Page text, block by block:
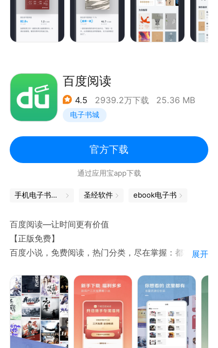
《三体》，刘慈欣科幻代表作，以太阳为中心，以光速
向宇宙深处飞驰的外星文明探索之旅；《被讨厌的勇
气》，“自我启发之父”阿德勒的哲学课，决定我们自身
《莫言的奇奇怪怪故事集》，莫言自选18篇中短篇故
事，带你去人性深幽处探险；《纳瓦尔宝典》，收集硅
谷投资人纳瓦尔的人生智慧，助你过上更富有、更幸福
的生活；
仅需19元/月即可成为付费会员，畅享会员权益：付费
会员书籍免费读、书架书籍无上限、专属字体及阅读背
景……收获精心打磨的阅读体验。每周更有大量精彩活
动赢取体验卡，还能组队抽奖，分享阅读感想，碰撞思
微信读书谢谢大家一直以来的支持
联系方式如下：
微信读书微博：@腾讯微信读书
微信读书公众号：微信读书（weread_tencent）
在线反馈：微信读书-我-设置-意见反馈
百度阅读
4.5 2939.2万下载 25.36 MB
电子书城
官方下载
通过应用宝app下载
手机电子书下载 圣经软件 ebook电子书
百度阅读—让时间更有价值
【正版免费】
百度小说，免费阅读，热门分类，尽在掌握：都市爽
风云、悬疑推理....应有尽有
【超火原著】
《万相之王》《修罗武神》《大奉打更人》《拒婚之
后：薄少他真香了》《女配攻略：扑倒傲娇男神》《快
穿反派他又软又甜》《元尊》《上门霸婿》《国医无
展开